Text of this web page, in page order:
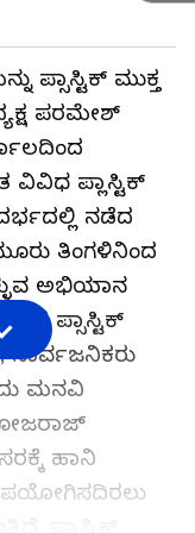
ಪ್ಸಾಸ್ಟಿಕ್ ಮುಕ್ತ
ಪರಮೇಶ್
ವಿವಿಧ ಪ್ಲಾಸ್ಟಿಕ್
ನಡೆದ
ತಿಂಗಳಿನಿಂದ
ಅಭಿಯಾನ
ಪ್ಸಾಸ್ಟಿಕ್
ಮನವಿ
ಹಾನಿ